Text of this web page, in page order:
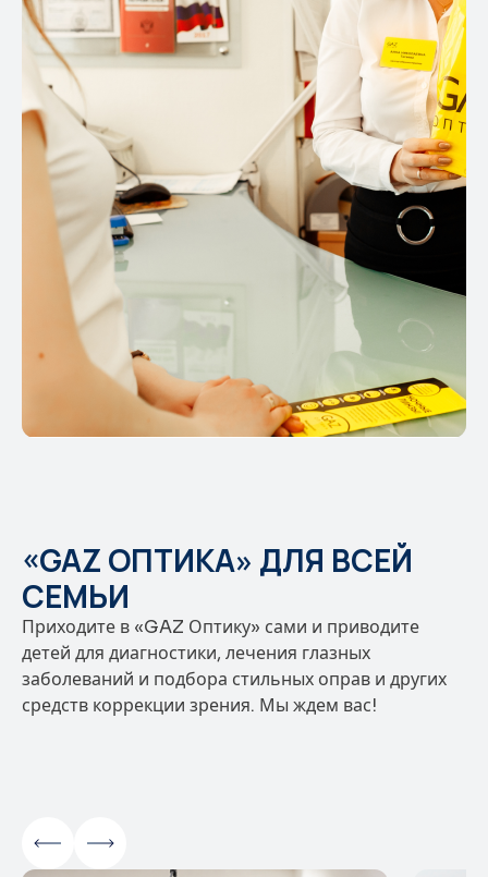
«GAZ ОПТИКА» ДЛЯ ВСЕЙ
СЕМЬИ
Приходите в «GAZ Оптику» сами и приводите
детей для диагностики, лечения глазных
заболеваний и подбора стильных оправ и других
средств коррекции зрения. Мы ждем вас!